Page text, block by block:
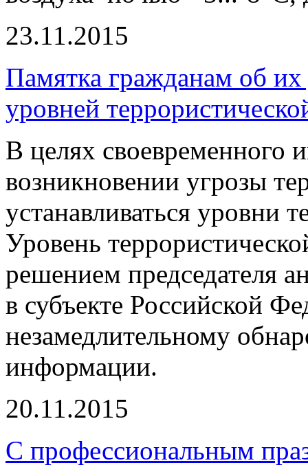
23.11.2015
Памятка гражданам об их
уровней
В целях своевременного
возникновении угрозы
устанавливаться уровни
Уровень
решением председателя
в субъекте Российской
незамедлительному
информации.
20.11.2015
С профессиональным